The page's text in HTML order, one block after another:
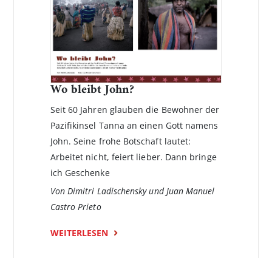
Wo bleibt John?
Seit 60 Jahren glauben die Bewohner der
Pazifikinsel Tanna an einen Gott namens
John. Seine frohe Botschaft lautet:
Arbeitet nicht, feiert lieber. Dann bringe
ich Geschenke
Von Dimitri Ladischensky und Juan Manuel
Castro Prieto
WEITERLESEN